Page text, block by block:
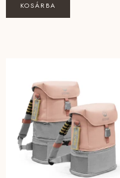
KOSÁRBA